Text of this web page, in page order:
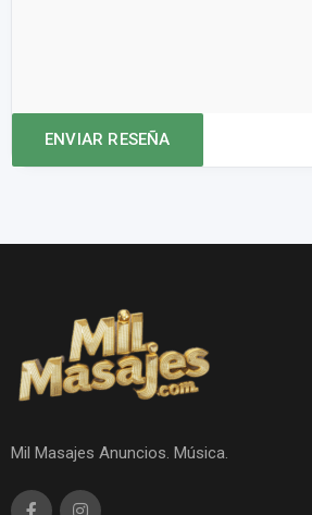
Mil Masajes Anuncios. Música.